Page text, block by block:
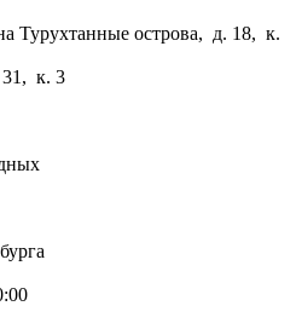
Турухтанные острова, д. 18, к.
31, к. 3